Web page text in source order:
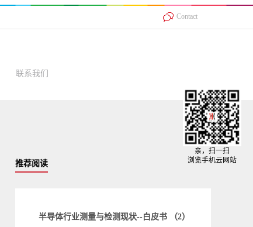
Contact
联系我们
推荐阅读
半导体行业测量与检测现状--白皮书 （2）
亲，扫一扫
浏览手机云网站